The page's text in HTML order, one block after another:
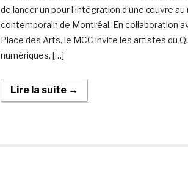
de lancer un pour l’intégration d’une œuvre au
contemporain de Montréal. En collaboration
Place des Arts, le MCC invite les artistes du
numériques, […]
Lire la suite →